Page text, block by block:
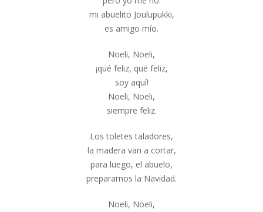
mi abuelito Joulupukki,
es amigo mío.
Noeli, Noeli,
¡qué feliz, qué feliz,
soy aquí!
Noeli, Noeli,
siempre feliz.
Los toletes taladores,
la madera van a cortar,
para luego, el abuelo,
prepararnos la Navidad.
Noeli, Noeli,